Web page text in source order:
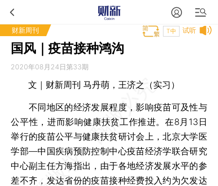
财新周刊 试听
T中
国风｜疫苗接种鸿沟
2020年08月24日第33期
文｜财新周刊 马丹萌，王济之（实习）
不同地区的经济发展程度，影响疫苗可及性与
公平性，进而影响健康扶贫工作推进。在8月13日
举行的疫苗公平与健康扶贫研讨会上，北京大学医
学部—中国疾病预防控制中心疫苗经济学联合研究
中心副主任方海指出，由于各地经济发展水平的参
差不齐，发达省份的疫苗接种经费投入约为欠发达